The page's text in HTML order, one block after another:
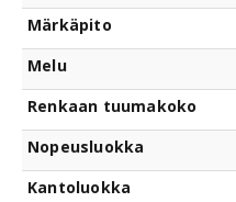
Märkäpito
Melu
Renkaan tuumakoko
Nopeusluokka
Kantoluokka